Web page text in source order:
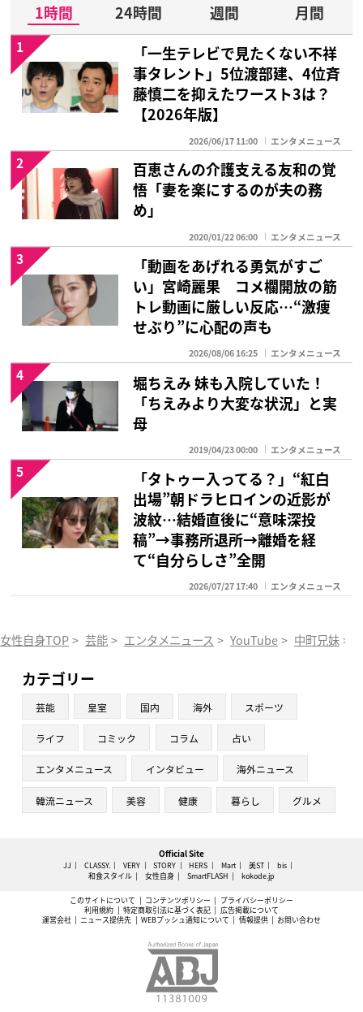
1時間 24時間 週間
月間
「一生テレビで見たくない不祥
事タレント」5位渡部建、4位斉
藤慎二を抑えたワースト3は？
【2026年版】
2026/06/17 11:00 エンタメニュース
1
百恵さんの介護支える友和の覚
悟「妻を楽にするのが夫の務
め」
2020/01/22 06:00 エンタメニュース
2
「動画をあげれる勇気がすご
い」宮崎麗果 コメ欄開放の筋
トレ動画に厳しい反応…“激痩
せぶり”に心配の声も
2026/08/06 16:25 エンタメニュース
3
堀ちえみ 妹も入院していた！
「ちえみより大変な状況」と実
母
2019/04/23 00:00 エンタメニュース
4
「タトゥー入ってる？」“紅白
出場”朝ドラヒロインの近影が
波紋…結婚直後に“意味深投
稿”→事務所退所→離婚を経
て“自分らしさ”全開
2026/07/27 17:40 エンタメニュース
5
女性自身TOP > 芸能 > エンタメニュース > YouTube > 中町兄妹 >
カテゴリー
芸能 皇室 国内 海外 スポーツ
ライフ コミック コラム 占い
エンタメニュース インタビュー 海外ニュース
韓流ニュース 美容 健康 暮らし グルメ
Official Site
JJ CLASSY. VERY STORY HERS Mart 美ST
bis
和食スタイル
女性自身 SmartFLASH kokode.jp
このサイトについて コンテンツポリシー
プライバシーポリシー
利用規約
特定商取引法に基づく表記
広告掲載について
運営会社
ニュース提供先 WEBプッシュ通知について 情報提供 お問い合わせ